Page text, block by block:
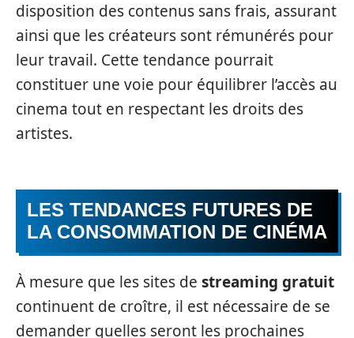
disposition des contenus sans frais, assurant
ainsi que les créateurs sont rémunérés pour
leur travail. Cette tendance pourrait
constituer une voie pour équilibrer l’accès au
cinema tout en respectant les droits des
artistes.
LES TENDANCES FUTURES DE
LA CONSOMMATION DE CINÉMA
À mesure que les sites de streaming gratuit
continuent de croître, il est nécessaire de se
demander quelles seront les prochaines